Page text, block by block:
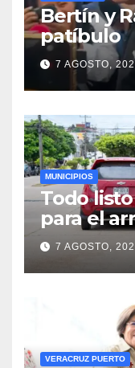
Bertín y
patíbulo
7 AGOSTO,
MUNICIPIOS
Todo
para el
del Mar
7 AGOSTO,
VERACRUZ PUERTO